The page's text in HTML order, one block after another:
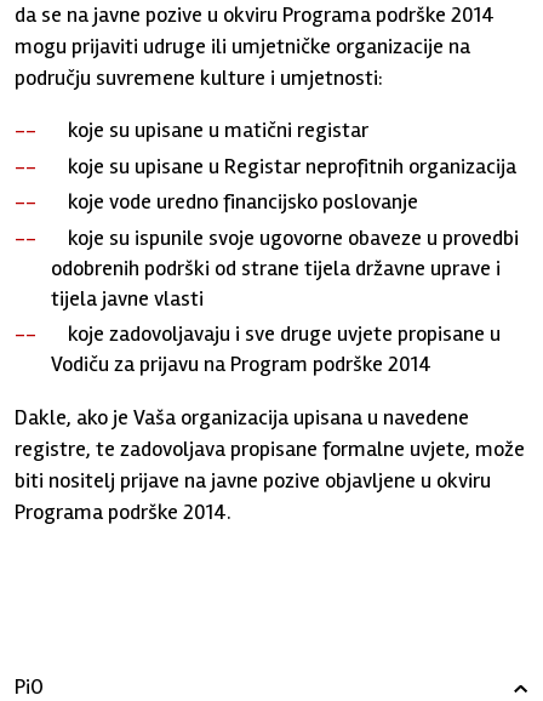
da se na javne pozive u okviru Programa podrške 2014
mogu prijaviti udruge ili umjetničke organizacije na
području suvremene kulture i umjetnosti:
koje su upisane u matični registar
koje su upisane u Registar neprofitnih organizacija
koje vode uredno financijsko poslovanje
koje su ispunile svoje ugovorne obaveze u provedbi
odobrenih podrški od strane tijela državne uprave i
tijela javne vlasti
koje zadovoljavaju i sve druge uvjete propisane u
Vodiču za prijavu na Program podrške 2014
Dakle, ako je Vaša organizacija upisana u navedene
registre, te zadovoljava propisane formalne uvjete, može
biti nositelj prijave na javne pozive objavljene u okviru
Programa podrške 2014.
PiO ›